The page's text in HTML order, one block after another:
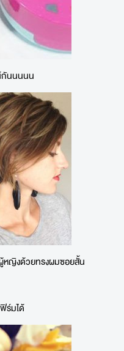
กันนนนน
หญิงด้วยทรงผมซอยสั้น
ร์มได้